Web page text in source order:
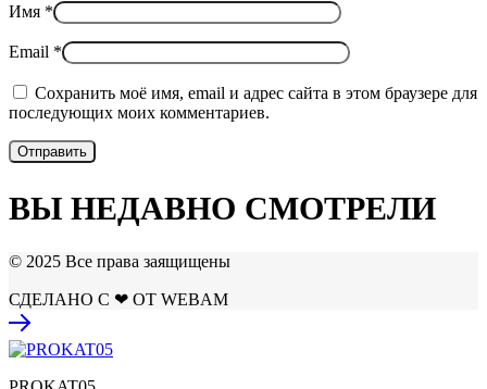
Имя *
Email *
Сохранить моё имя, email и адрес сайта в этом браузере для
последующих моих комментариев.
ВЫ НЕДАВНО СМОТРЕЛИ
© 2025 Все права заящищены
СДЕЛАНО С ❤ ОТ WEBAM